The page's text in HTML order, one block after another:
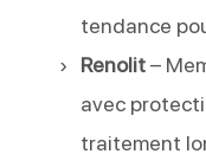
tendance
Renolit–
avec
traitement